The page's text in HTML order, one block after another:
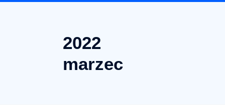
2022
marzec